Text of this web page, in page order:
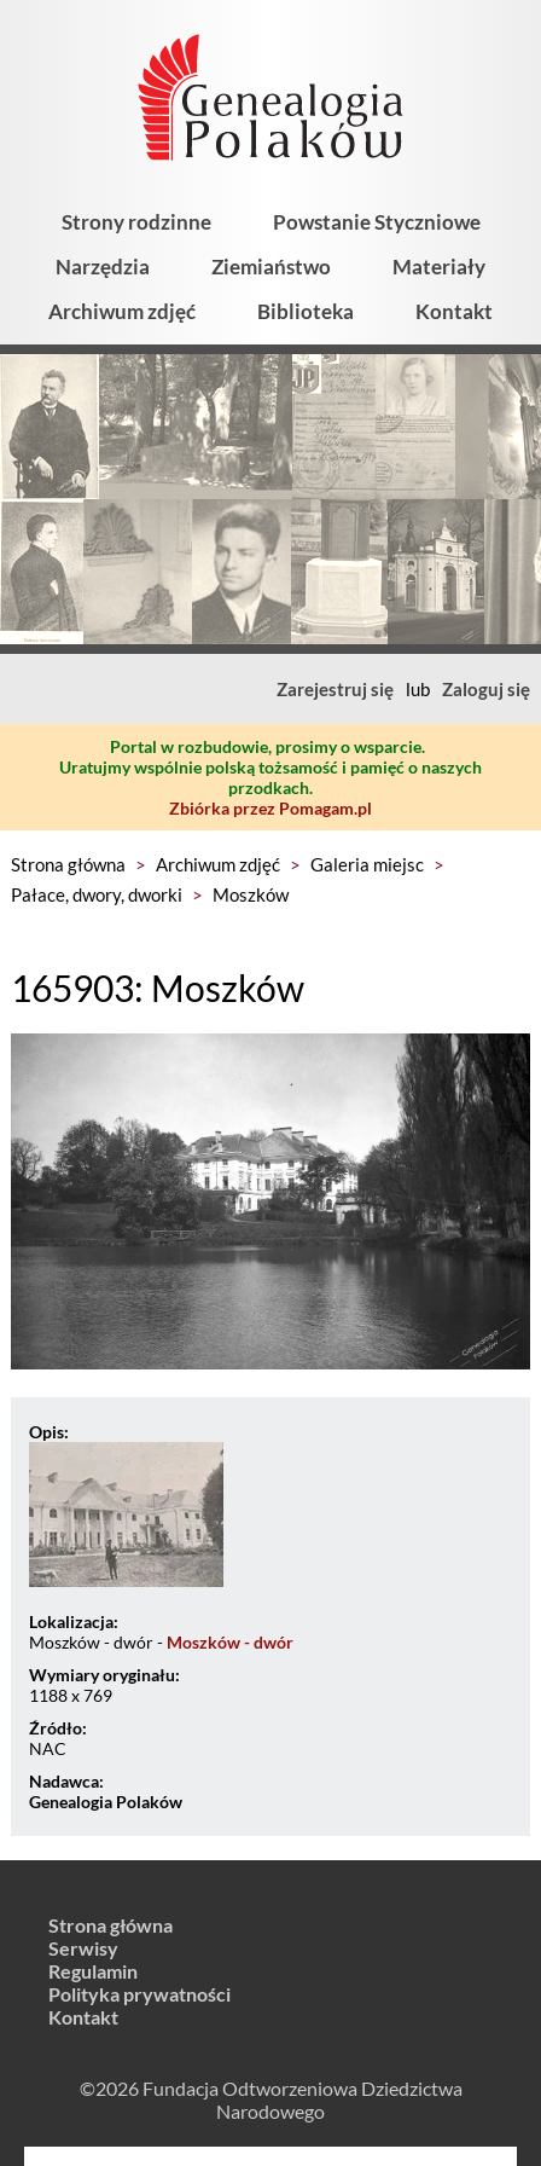
Strony rodzinne
Powstanie Styczniowe
Narzędzia
Ziemiaństwo
Materiały
Archiwum zdjęć
Biblioteka Kontakt
Zarejestruj się lub Zaloguj się
Portal w rozbudowie, prosimy o wsparcie.
Uratujmy wspólnie polską tożsamość i pamięć o naszych
przodkach.
Zbiórka przez Pomagam.pl
Strona główna > Archiwum zdjęć > Galeria miejsc >
Pałace, dwory, dworki > Moszków
165903: Moszków
Opis:
Lokalizacja:
Moszków - dwór - Moszków - dwór
Wymiary oryginału:
1188 x 769
Źródło:
NAC
Nadawca:
Genealogia Polaków
Strona główna
Serwisy
Regulamin
Polityka prywatności
Kontakt
©2026 Fundacja Odtworzeniowa Dziedzictwa
Narodowego